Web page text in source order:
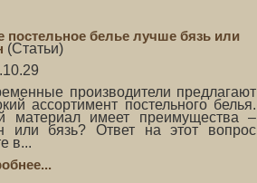
постельное белье лучше бязь или
(Статьи)
производители предлагают
ассортимент постельного белья.
материал имеет преимущества –
или бязь? Ответ на этот вопрос
в...